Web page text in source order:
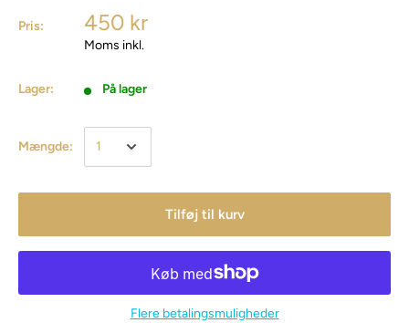
Pris: 450 kr
Moms inkl.
Lager: På lager
Mængde:
Tilføj til kurv
Flere betalingsmuligheder